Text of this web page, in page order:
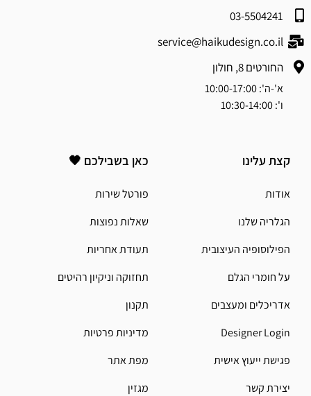
03-5504241
service@haikudesign.co.il
החורטים 8, חולון
א'-ה': 10:00-17:00
ו': 10:30-14:00
קצת עלינו
אודות
הגלריה שלנו
הפילוסופיה העיצובית
על חומרי הגלם
אדריכלים ומעצבים
Designer Login
פגישת ייעוץ אישית
יצירת קשר
כאן בשבילכם 🖤
פורטל שירות
שאלות נפוצות
תעודת אחריות
תחזוקה וניקיון רהיטים
תקנון
מדיניות פרטיות
מפת אתר
מגזין